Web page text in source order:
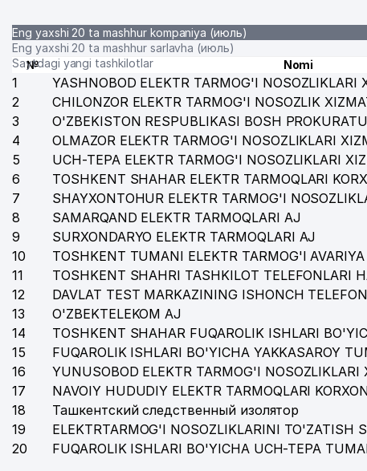
Eng yaxshi 20 ta mashhur kompaniya (июль)
Eng yaxshi 20 ta mashhur sarlavha (июль)
Saytdagi yangi tashkilotlar
№ Nomi
1 YASHNOBOD ELEKTR TARMOG'I NOSOZLIKLARI
2
CHILONZOR ELEKTR TARMOG'I NOSOZLIK
3
O'ZBEKISTON RESPUBLIKASI BOSH
4
OLMAZOR ELEKTR TARMOG'I NOSOZLIKLARI
5
UCH-TEPA ELEKTR TARMOG'I NOSOZLIKLARI
6
TOSHKENT SHAHAR ELEKTR TARMOQLARI
7
SHAYXONTOHUR ELEKTR TARMOG'I
8
SAMARQAND ELEKTR TARMOQLARI AJ
9
SURXONDARYO ELEKTR TARMOQLARI AJ
10
TOSHKENT TUMANI ELEKTR TARMOG'I
11
TOSHKENT SHAHRI TASHKILOT TELEFONLARI
12
DAVLAT TEST MARKAZINING ISHONCH
13
O'ZBEKTELEKOM AJ
14
TOSHKENT SHAHAR FUQAROLIK ISHLARI
15
FUQAROLIK ISHLARI BO'YICHA YAKKASAROY
16
YUNUSOBOD ELEKTR TARMOG'I NOSOZLIKLARI
17
NAVOIY HUDUDIY ELEKTR TARMOQLARI
18
Ташкентский следственный изолятор
19
ELEKTRTARMOG'I NOSOZLIKLARINI TO'ZATISH
20
FUQAROLIK ISHLARI BO'YICHA UCH-TEPA